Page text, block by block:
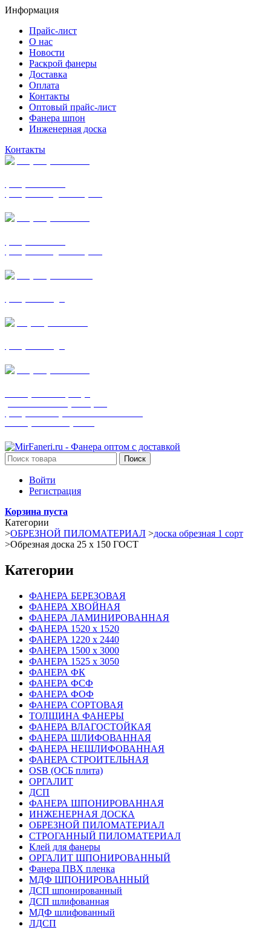
Информация
Прайс-лист
О нас
Новости
Раскрой фанеры
Доставка
Оплата
Контакты
Оптовый прайс-лист
Фанера шпон
Инженерная доска
Контакты
Поиск
Войти
Регистрация
Корзина пуста
Категории
>ОБРЕЗНОЙ ПИЛОМАТЕРИАЛ >доска обрезная 1 сорт
>Обрезная доска 25 х 150 ГОСТ
Категории
ФАНЕРА БЕРЕЗОВАЯ
ФАНЕРА ХВОЙНАЯ
ФАНЕРА ЛАМИНИРОВАННАЯ
ФАНЕРА 1520 х 1520
ФАНЕРА 1220 х 2440
ФАНЕРА 1500 х 3000
ФАНЕРА 1525 х 3050
ФАНЕРА ФК
ФАНЕРА ФСФ
ФАНЕРА ФОФ
ФАНЕРА СОРТОВАЯ
ТОЛЩИНА ФАНЕРЫ
ФАНЕРА ВЛАГОСТОЙКАЯ
ФАНЕРА ШЛИФОВАННАЯ
ФАНЕРА НЕШЛИФОВАННАЯ
ФАНЕРА СТРОИТЕЛЬНАЯ
OSB (ОСБ плита)
ОРГАЛИТ
ДСП
ФАНЕРА ШПОНИРОВАННАЯ
ИНЖЕНЕРНАЯ ДОСКА
ОБРЕЗНОЙ ПИЛОМАТЕРИАЛ
СТРОГАННЫЙ ПИЛОМАТЕРИАЛ
Клей для фанеры
ОРГАЛИТ ШПОНИРОВАННЫЙ
Фанера ПВХ пленка
МДФ ШПОНИРОВАННЫЙ
ДСП шпонированный
ДСП шлифованная
МДФ шлифованный
ЛДСП